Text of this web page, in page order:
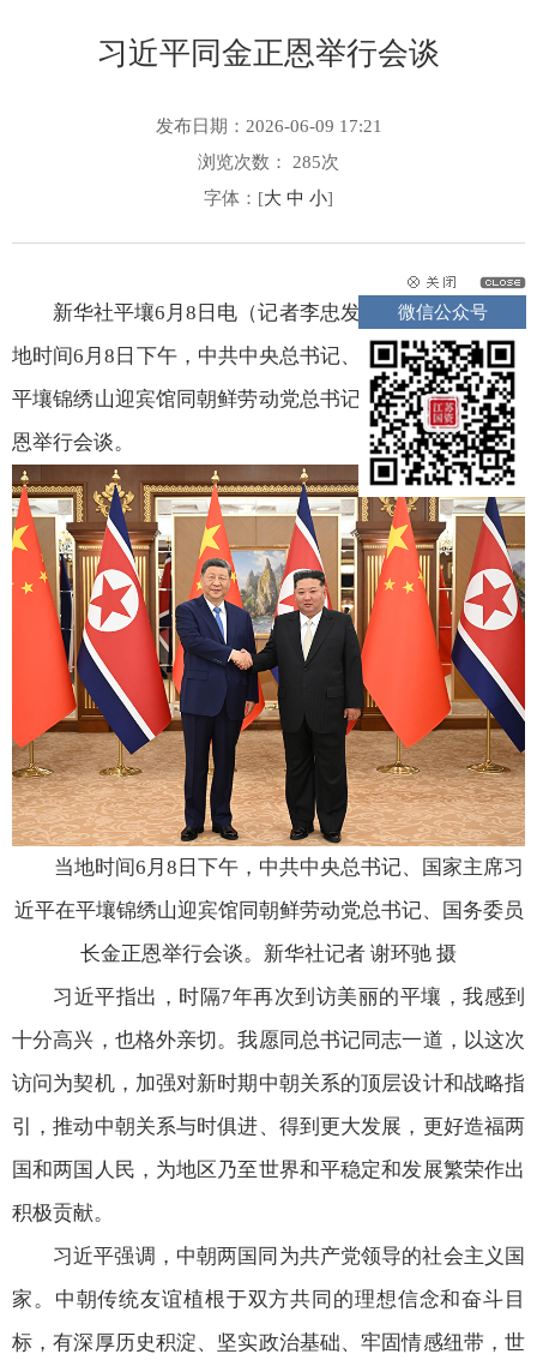
习近平同金正恩举行会谈
发布日期：2026-06-09 17:21
浏览次数：
285次
字体：[大 中 小]
新华社平壤6月8日电（记者李忠发 杨依军 王超）当
地时间6月8日下午，中共中央总书记、国家主席习近平在
平壤锦绣山迎宾馆同朝鲜劳动党总书记、国务委员长金正
恩举行会谈。
当地时间6月8日下午，中共中央总书记、国家主席习
近平在平壤锦绣山迎宾馆同朝鲜劳动党总书记、国务委员
长金正恩举行会谈。新华社记者 谢环驰 摄
习近平指出，时隔7年再次到访美丽的平壤，我感到
十分高兴，也格外亲切。我愿同总书记同志一道，以这次
访问为契机，加强对新时期中朝关系的顶层设计和战略指
引，推动中朝关系与时俱进、得到更大发展，更好造福两
国和两国人民，为地区乃至世界和平稳定和发展繁荣作出
积极贡献。
习近平强调，中朝两国同为共产党领导的社会主义国
家。中朝传统友谊植根于双方共同的理想信念和奋斗目
标，有深厚历史积淀、坚实政治基础、牢固情感纽带，世
微信公众号